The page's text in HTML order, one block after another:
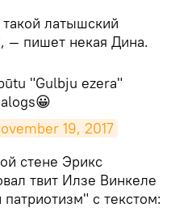
латышский
— пишет некая Дина.
"Gulbju ezera"
19, 2017
стене Эрикс
твит Илзе Винкеле
с текстом: